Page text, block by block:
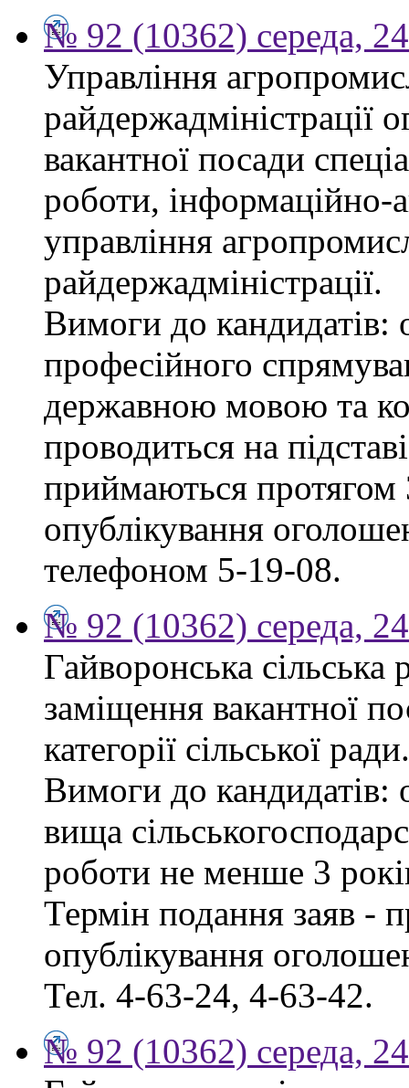
№ 92 (10362) середа,
Управління
райдержадміністрації
вакантної посади
роботи, інформаційно-
управління
райдержадміністрації.
Вимоги до кандидатів:
професійного
державною мовою та
проводиться на
приймаються протягом
опублікування
телефоном 5-19-08.
№ 92 (10362) середа,
Гайворонська
заміщення вакантної
категорії сільської ради.
Вимоги до кандидатів:
вища
роботи не менше 3
Термін подання заяв -
опублікування
Тел. 4-63-24, 4-63-42.
№ 92 (10362) середа,